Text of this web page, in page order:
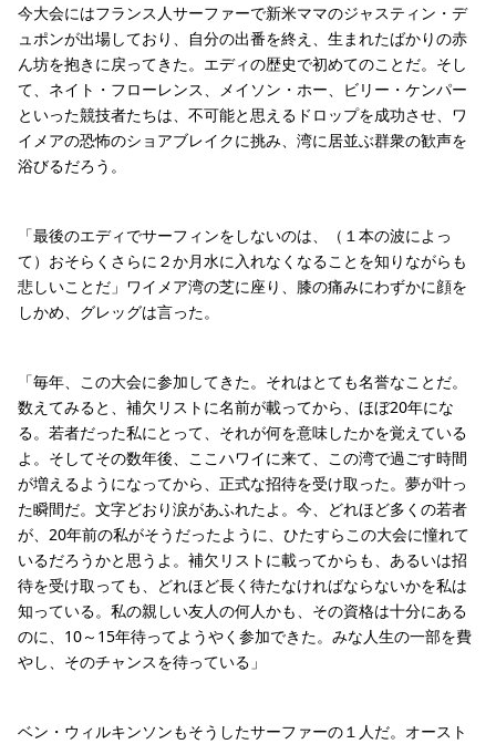
今大会にはフランス人サーファーで新米ママのジャスティン・デ
ュポンが出場しており、自分の出番を終え、生まれたばかりの赤
ん坊を抱きに戻ってきた。エディの歴史で初めてのことだ。そし
て、ネイト・フローレンス、メイソン・ホー、ビリー・ケンパー
といった競技者たちは、不可能と思えるドロップを成功させ、ワ
イメアの恐怖のショアブレイクに挑み、湾に居並ぶ群衆の歓声を
浴びるだろう。
「最後のエディでサーフィンをしないのは、（１本の波によっ
て）おそらくさらに２か月水に入れなくなることを知りながらも
悲しいことだ」ワイメア湾の芝に座り、膝の痛みにわずかに顔を
しかめ、グレッグは言った。
「毎年、この大会に参加してきた。それはとても名誉なことだ。
数えてみると、補欠リストに名前が載ってから、ほぼ20年にな
る。若者だった私にとって、それが何を意味したかを覚えている
よ。そしてその数年後、ここハワイに来て、この湾で過ごす時間
が増えるようになってから、正式な招待を受け取った。夢が叶っ
た瞬間だ。文字どおり涙があふれたよ。今、どれほど多くの若者
が、20年前の私がそうだったように、ひたすらこの大会に憧れて
いるだろうかと思うよ。補欠リストに載ってからも、あるいは招
待を受け取っても、どれほど長く待たなければならないかを私は
知っている。私の親しい友人の何人かも、その資格は十分にある
のに、10～15年待ってようやく参加できた。みな人生の一部を費
やし、そのチャンスを待っている」
ベン・ウィルキンソンもそうしたサーファーの１人だ。オースト